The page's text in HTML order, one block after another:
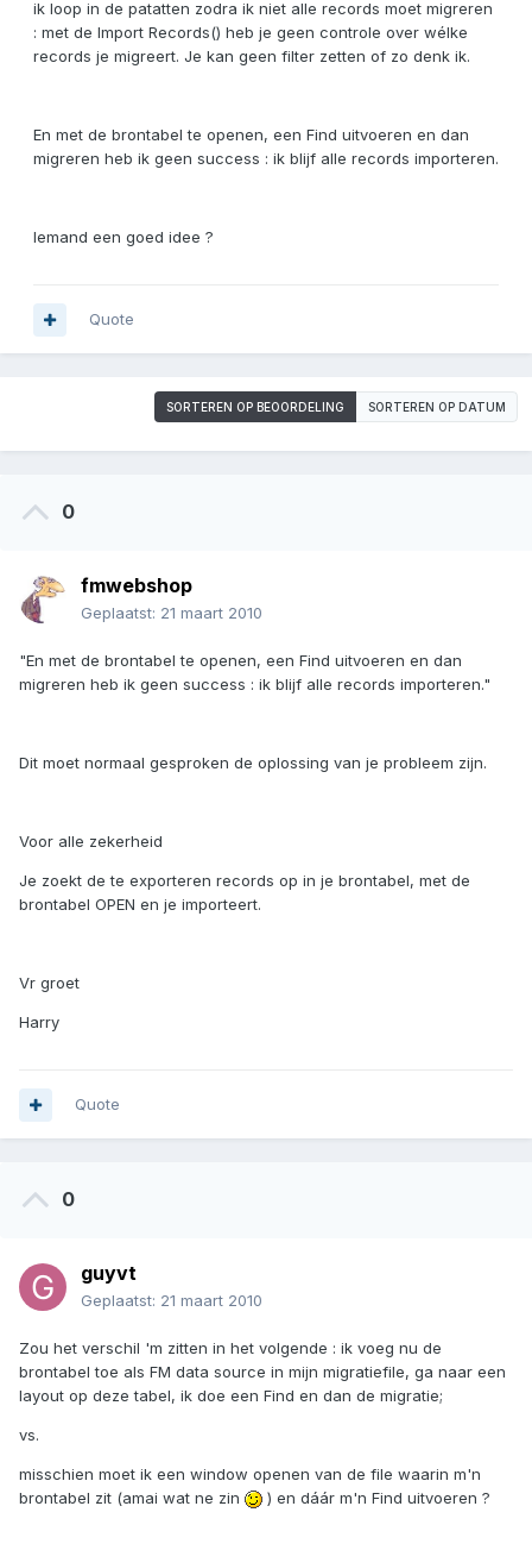
ik loop in de patatten zodra ik niet alle records moet migreren
: met de Import Records() heb je geen controle over wélke
records je migreert. Je kan geen filter zetten of zo denk ik.
En met de brontabel te openen, een Find uitvoeren en dan
migreren heb ik geen success : ik blijf alle records importeren.
Iemand een goed idee ?
Quote
SORTEREN OP BEOORDELING SORTEREN OP DATUM
0
fmwebshop
Geplaatst: 21 maart 2010
"En met de brontabel te openen, een Find uitvoeren en dan
migreren heb ik geen success : ik blijf alle records importeren."
Dit moet normaal gesproken de oplossing van je probleem zijn.
Voor alle zekerheid
Je zoekt de te exporteren records op in je brontabel, met de
brontabel OPEN en je importeert.
Vr groet
Harry
Quote
0
guyvt
Geplaatst: 21 maart 2010
Zou het verschil 'm zitten in het volgende : ik voeg nu de
brontabel toe als FM data source in mijn migratiefile, ga naar een
layout op deze tabel, ik doe een Find en dan de migratie;
vs.
misschien moet ik een window openen van de file waarin m'n
brontabel zit (amai wat ne zin
) en dáár m'n Find uitvoeren ?